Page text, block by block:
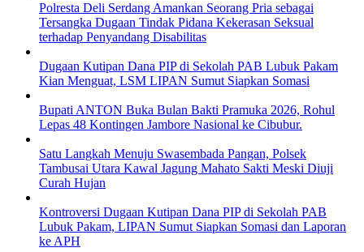
Polresta Deli Serdang Amankan Seorang Pria sebagai
Tersangka Dugaan Tindak Pidana Kekerasan Seksual
terhadap Penyandang Disabilitas
Dugaan Kutipan Dana PIP di Sekolah PAB Lubuk Pakam
Kian Menguat, LSM LIPAN Sumut Siapkan Somasi
Bupati ANTON Buka Bulan Bakti Pramuka 2026, Rohul
Lepas 48 Kontingen Jambore Nasional ke Cibubur.
Satu Langkah Menuju Swasembada Pangan, Polsek
Tambusai Utara Kawal Jagung Mahato Sakti Meski Diuji
Curah Hujan
Kontroversi Dugaan Kutipan Dana PIP di Sekolah PAB
Lubuk Pakam, LIPAN Sumut Siapkan Somasi dan Laporan
ke APH